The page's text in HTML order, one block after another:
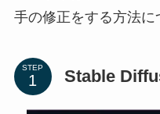
手の修正をする方法に
STEP Stable